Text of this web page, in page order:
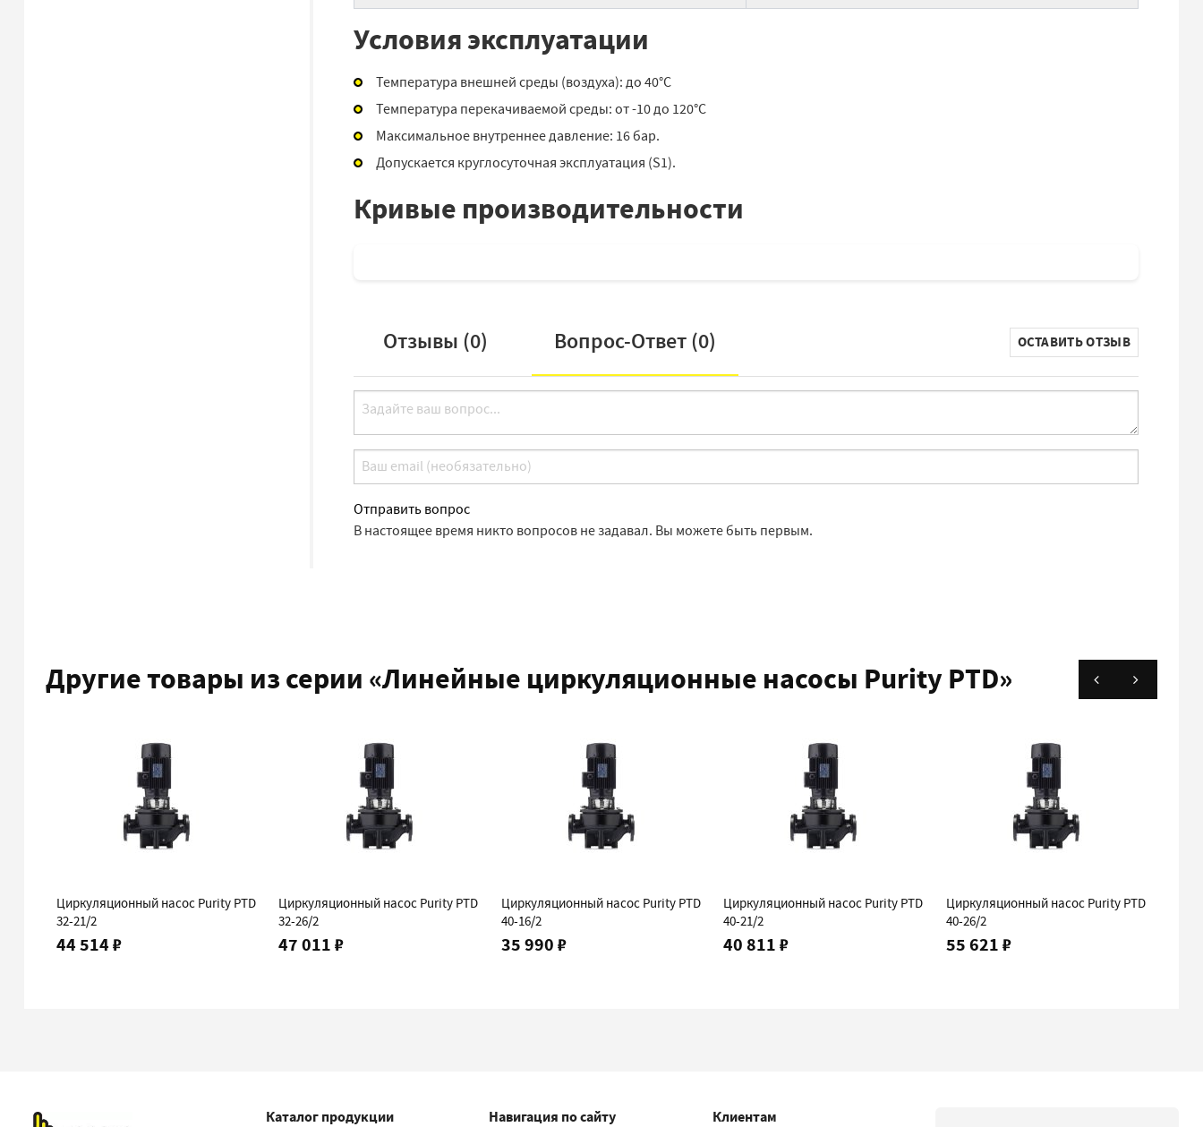
Условия эксплуатации
Температура внешней среды (воздуха): до 40°С
Температура перекачиваемой среды: от -10 до 120°С
Максимальное внутреннее давление: 16 бар.
Допускается круглосуточная эксплуатация (S1).
Кривые производительности
Отзывы (0) Вопрос-Ответ (0) ОСТАВИТЬ ОТЗЫВ
Отправить вопрос
В настоящее время никто вопросов не задавал. Вы можете быть первым.
Другие товары из серии «Линейные циркуляционные насосы Purity PTD»
Циркуляционный насос Purity PTD
32-21/2
44 514 ₽
Циркуляционный насос Purity PTD
32-26/2
47 011 ₽
Циркуляционный насос Purity PTD
40-16/2
35 990 ₽
Циркуляционный насос Purity PTD
40-21/2
40 811 ₽
Циркуляционный насос Purity PTD
40-26/2
55 621 ₽
Каталог продукции Навигация по сайту Клиентам